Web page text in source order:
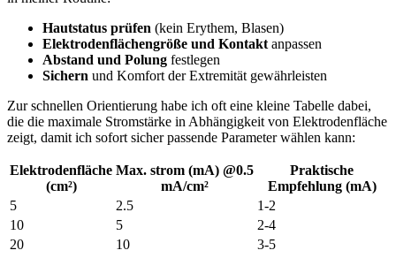
Hautstatus prüfen (kein Erythem,⁢ Blasen)
Elektrodenflächengröße und Kontakt anpassen
Abstand ‍und Polung festlegen
Sichern und​ Komfort der Extremität gewährleisten
Zur⁤ schnellen ⁤Orientierung habe ich oft eine kleine⁤ Tabelle dabei,⁤
die die maximale Stromstärke in Abhängigkeit von Elektrodenfläche
‌zeigt, damit ich sofort sicher passende ‍Parameter wählen‍ kann:⁤
Elektrodenfläche
⁢(cm²)
Max. strom (mA) @0.5
mA/cm²
Praktische
Empfehlung (mA)
5
2.5
1-2
10
5
2-4
20
10 3-5